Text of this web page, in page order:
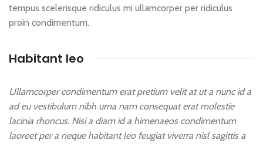
tempus scelerisque ridiculus mi ullamcorper per ridiculus
proin condimentum.
Habitant leo
Ullamcorper condimentum erat pretium velit at ut a nunc id a
ad eu vestibulum nibh urna nam consequat erat molestie
lacinia rhoncus. Nisi a diam id a himenaeos condimentum
laoreet per a neque habitant leo feugiat viverra nisl sagittis a